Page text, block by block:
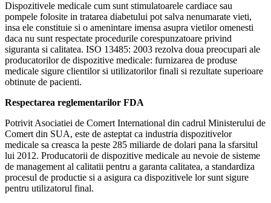
Dispozitivele medicale cum sunt stimulatoarele cardiace sau
pompele folosite in tratarea diabetului pot salva nenumarate vieti,
insa ele constituie si o amenintare imensa asupra vietilor omenesti
daca nu sunt respectate procedurile corespunzatoare privind
siguranta si calitatea. ISO 13485: 2003 rezolva doua preocupari ale
producatorilor de dispozitive medicale: furnizarea de produse
medicale sigure clientilor si utilizatorilor finali si rezultate superioare
obtinute de pacienti.
Respectarea reglementarilor FDA
Potrivit Asociatiei de Comert International din cadrul Ministerului de
Comert din SUA, este de asteptat ca industria dispozitivelor
medicale sa creasca la peste 285 miliarde de dolari pana la sfarsitul
lui 2012. Producatorii de dispozitive medicale au nevoie de sisteme
de management al calitatii pentru a garanta calitatea, a standardiza
procesul de productie si a asigura ca dispozitivele lor sunt sigure
pentru utilizatorul final.